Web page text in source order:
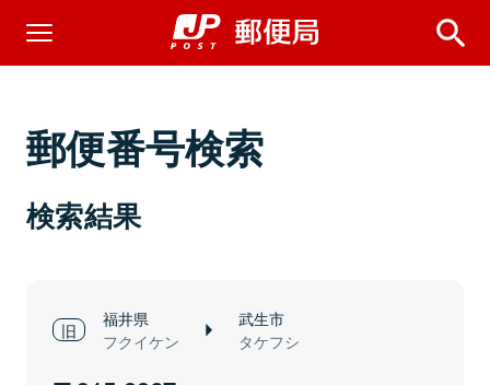
郵便番号検索
検索結果
福井県
フクイケン
武生市
タケフシ